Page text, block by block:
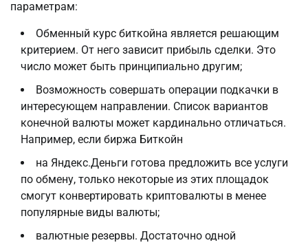
параметрам:
Обменный курс биткойна является решающим
критерием. От него зависит прибыль сделки. Это
число может быть принципиально другим;
Возможность совершать операции подкачки в
интересующем направлении. Список вариантов
конечной валюты может кардинально отличаться.
Например, если биржа Биткойн
на Яндекс.Деньги готова предложить все услуги
по обмену, только некоторые из этих площадок
смогут конвертировать криптовалюты в менее
популярные виды валюты;
валютные резервы. Достаточно одной